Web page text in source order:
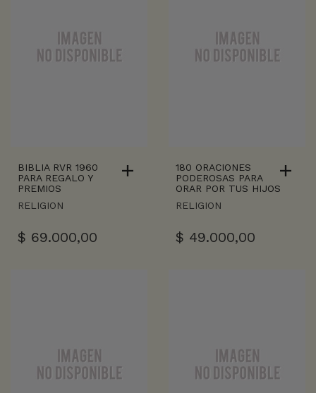
BIBLIA RVR 1960
PARA REGALO Y
PREMIOS
RELIGION
$ 69.000,00
180 ORACIONES
PODEROSAS PARA
ORAR POR TUS HIJOS
RELIGION
$ 49.000,00